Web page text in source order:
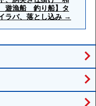
遊漁船 釣り船】タ
ラバ、落とし込み →